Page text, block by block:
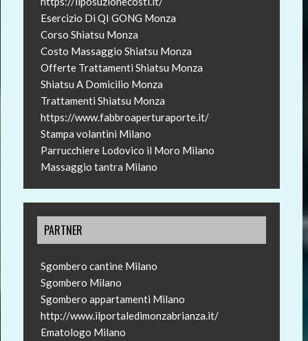
Esercizio Di QI GONG Monza
Corso Shiatsu Monza
Costo Massaggio Shiatsu Monza
Offerte Trattamenti Shiatsu Monza
Shiatsu A Domicilio Monza
Trattamenti Shiatsu Monza
https://www.fabbroaperturaporte.it/
Stampa volantini Milano
Parrucchiere Lodovico il Moro Milano
Massaggio tantra Milano
PARTNER
Sgombero cantine Milano
Sgombero Milano
Sgombero appartamenti Milano
http://www.ilportaledimonzabrianza.it/
Ematologo Milano